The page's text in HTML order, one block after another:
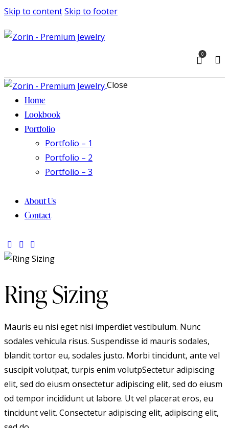
Skip to contentSkip to footer
0
Close
Home
Lookbook
Portfolio
Portfolio – 1
Portfolio – 2
Portfolio – 3
About Us
Contact
Ring Sizing
Mauris eu nisi eget nisi imperdiet vestibulum. Nunc
sodales vehicula risus. Suspendisse id mauris sodales,
blandit tortor eu, sodales justo. Morbi tincidunt, ante vel
suscipit volutpat, turpis enim volutpSectetur adipiscing
elit, sed do eiusm onsectetur adipiscing elit, sed do eiusm
od tempor incididunt ut labore. Ut vel placerat eros, eu
tincidunt velit. Consectetur adipiscing elit, adipiscing elit,